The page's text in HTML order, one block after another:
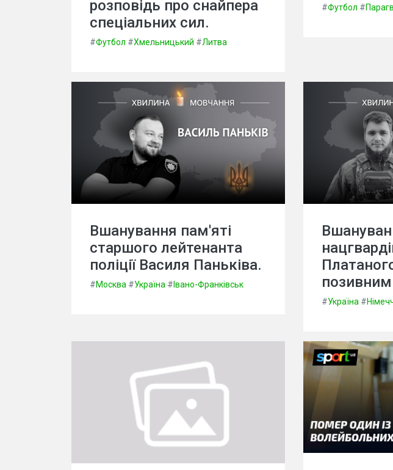
розповідь про снайпера
спеціальних сил.
#Футбол #Хмельницький #Литва
#Футбол #
Вшанування пам'яті
старшого лейтенанта
поліції Василя Паньківа.
#Москва #Україна # Івано-Франківськ
#Україна #